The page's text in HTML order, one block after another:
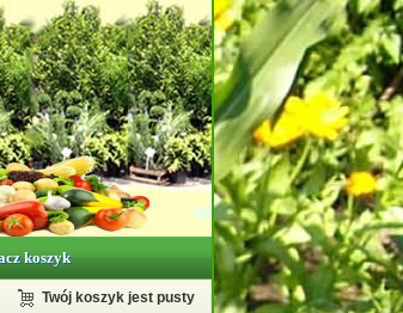
koszyk
Twój koszyk jest pusty